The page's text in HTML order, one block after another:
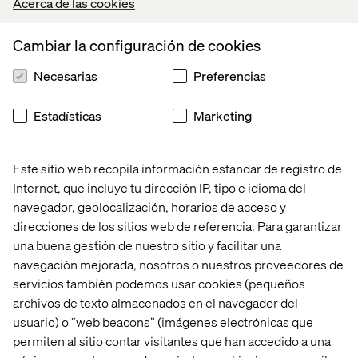
Este sitio web recopila información estándar de registro de
Internet, que incluye tu dirección IP, tipo e idioma del
navegador, geolocalización, horarios de acceso y
direcciones de los sitios web de referencia. Para garantizar
una buena gestión de nuestro sitio y facilitar una
navegación mejorada, nosotros o nuestros proveedores de
servicios también podemos usar cookies (pequeños
archivos de texto almacenados en el navegador del
usuario) o “web beacons” (imágenes electrónicas que
permiten al sitio contar visitantes que han accedido a una
Cambiar la configuración de cookies
Necesarias Preferencias
Estadísticas Marketing
y Matias Vidal, Managing Director en Argentina y España,
estas áreas y cómo al combinar fuerzas se pueden crear
experiencias atractivas, memorables y compartibles
entre los consumidores.
Home
Acerca de
Oficinas
Quiénes somos